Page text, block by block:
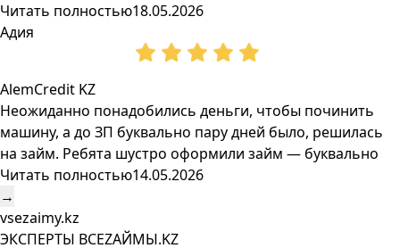
Читать полностью18.05.2026
Адия
AlemCredit KZ
Неожиданно понадобились деньги, чтобы починить
машину, а до ЗП буквально пару дней было, решилась
на займ. Ребята шустро оформили займ — буквально
Читать полностью14.05.2026
→
vsezaimy.kz
ЭКСПЕРТЫ ВСЕZAЙМЫ.KZ